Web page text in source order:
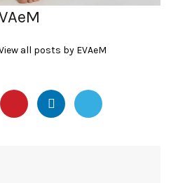
all posts by EVAeM